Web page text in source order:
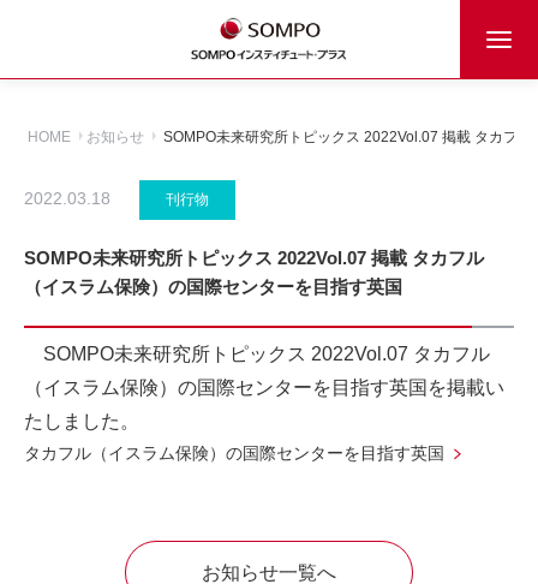
HOME お知らせ SOMPO未来研究所トピックス 2022Vol.07 掲載 タカフ
2022.03.18 刊行物
SOMPO未来研究所トピックス 2022Vol.07 掲載 タカフル
（イスラム保険）の国際センターを目指す英国
SOMPO未来研究所トピックス 2022Vol.07 タカフル
（イスラム保険）の国際センターを目指す英国を掲載い
たしました。
タカフル（イスラム保険）の国際センターを目指す英国
お知らせ一覧へ